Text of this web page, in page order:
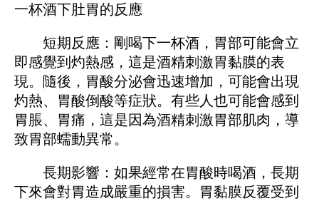
一杯酒下肚胃的反應
短期反應：剛喝下一杯酒，胃部可能會立
即感覺到灼熱感，這是酒精刺激胃黏膜的表
現。隨後，胃酸分泌會迅速增加，可能會出現
灼熱、胃酸倒酸等症狀。有些人也可能會感到
胃脹、胃痛，這是因為酒精刺激胃部肌肉，導
致胃部蠕動異常。
長期影響：如果經常在胃酸時喝酒，長期
下來會對胃造成嚴重的損害。胃黏膜反覆受到